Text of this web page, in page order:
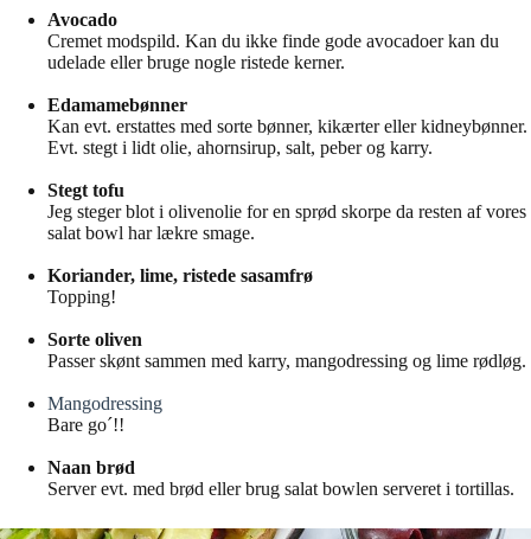
Avocado
Cremet modspild. Kan du ikke finde gode avocadoer kan du
udelade eller bruge nogle ristede kerner.
Edamamebønner
Kan evt. erstattes med sorte bønner, kikærter eller kidneybønner.
Evt. stegt i lidt olie, ahornsirup, salt, peber og karry.
Stegt tofu
Jeg steger blot i olivenolie for en sprød skorpe da resten af vores
salat bowl har lækre smage.
Koriander, lime, ristede sasamfrø
Topping!
Sorte oliven
Passer skønt sammen med karry, mangodressing og lime rødløg.
Mangodressing
Bare go´!!
Naan brød
Server evt. med brød eller brug salat bowlen serveret i tortillas.